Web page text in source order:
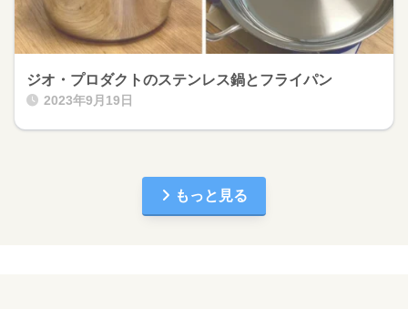
ジオ・プロダクトのステンレス鍋とフライパン
2023年9月19日
もっと見る